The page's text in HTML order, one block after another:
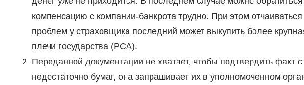
компенсацию с компании-банкрота трудно. При этом
проблем у страховщика последний может выкупить более
плечи государства (РСА).
Переданной документации не хватает, чтобы подтвердить факт
недостаточно бумаг, она запрашивает их в уполномоченном